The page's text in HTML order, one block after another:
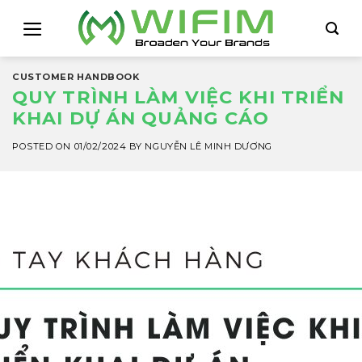
content
CUSTOMER HANDBOOK
QUY TRÌNH LÀM VIỆC KHI TRIỂN
KHAI DỰ ÁN QUẢNG CÁO
POSTED ON 01/02/2024 BY NGUYỄN LÊ MINH DƯƠNG